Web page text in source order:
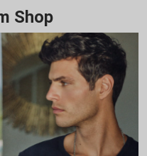
Shop